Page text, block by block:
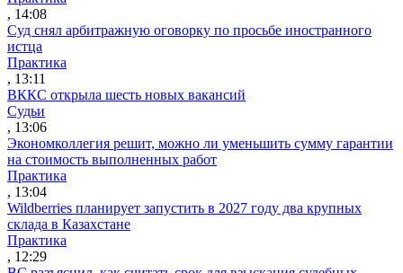
, 14:08
Суд снял арбитражную оговорку по просьбе иностранного
истца
Практика
, 13:11
ВККС открыла шесть новых вакансий
Судьи
, 13:06
Экономколлегия решит, можно ли уменьшить сумму гарантии
на стоимость выполненных работ
Практика
, 13:04
Wildberries планирует запустить в 2027 году два крупных
склада в Казахстане
Практика
, 12:29